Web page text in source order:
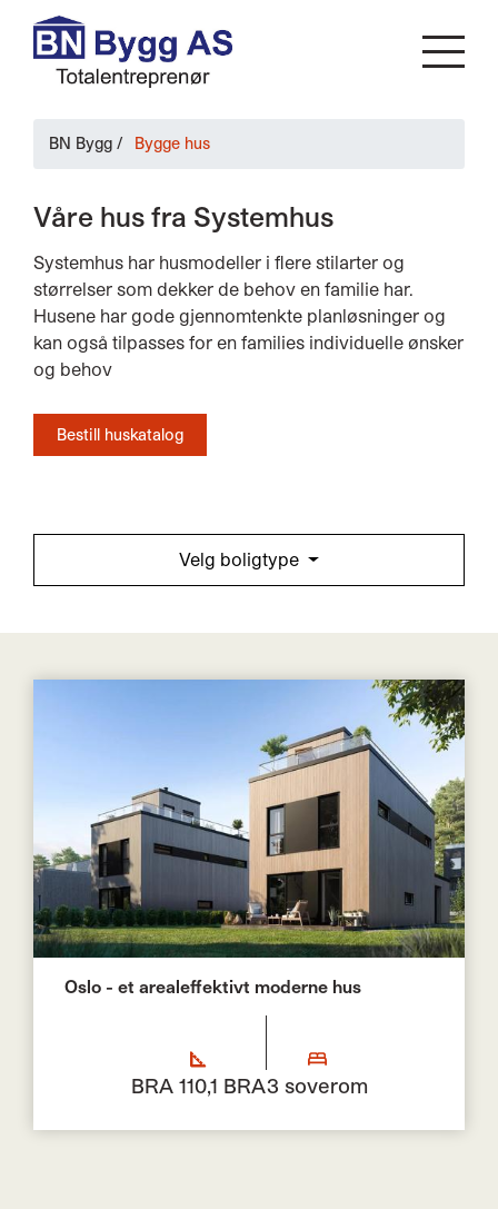
BN Bygg / Bygge hus
Våre hus fra Systemhus
Systemhus har husmodeller i flere stilarter og
størrelser som dekker de behov en familie har.
Husene har gode gjennomtenkte planløsninger og
kan også tilpasses for en families individuelle ønsker
og behov
Bestill huskatalog
Velg boligtype
Oslo - et arealeffektivt moderne hus
BRA 110,1 BRA3 soverom